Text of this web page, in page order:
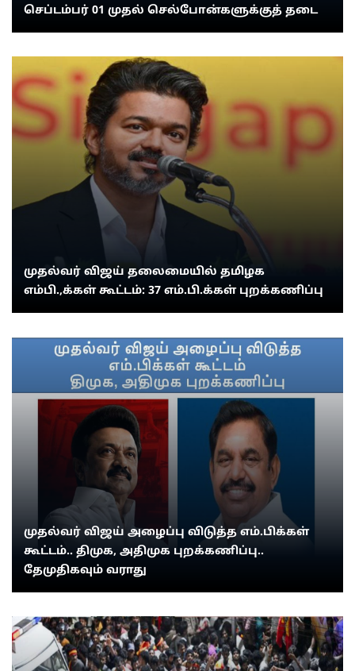
செப்டம்பர் 01 முதல் செல்போன்களுக்குத் தடை
முதல்வர் விஜய் தலைமையில் தமிழக
எம்பி.,க்கள் கூட்டம்: 37 எம்.பி.க்கள் புறக்கணிப்பு
முதல்வர் விஜய் அழைப்பு விடுத்த எம்.பிக்கள்
கூட்டம்.. திமுக, அதிமுக புறக்கணிப்பு..
தேமுதிகவும் வராது